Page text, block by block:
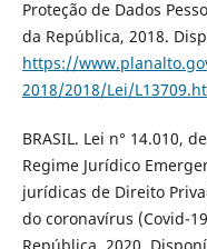
Proteção de Dados
da República, 2018.
https://
2018/2018/Lei/
BRASIL. Lei n° 14.010,
Regime Jurídico
jurídicas de Direito
do coronavírus (Covid-
República, 2020.